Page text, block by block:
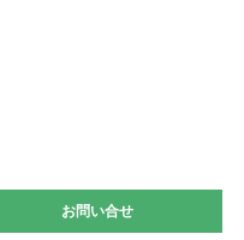
お問い合せ
お問い合せ